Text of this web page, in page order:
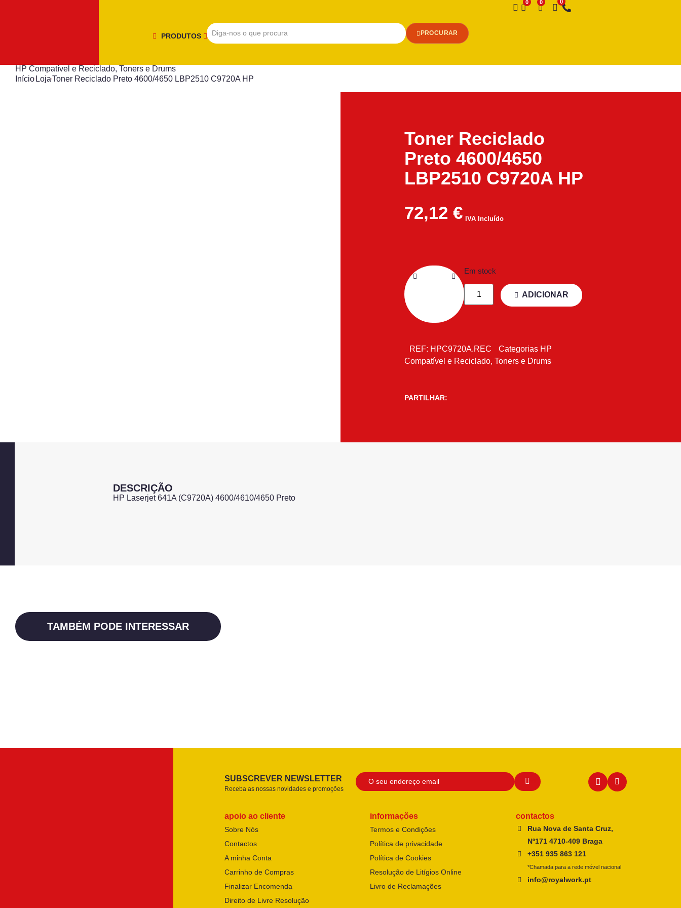
PRODUTOS PROCURAR
Desejo
HP Compatível e Reciclado, Toners e Drums
Início LojaToner Reciclado Preto 4600/4650 LBP2510 C9720A HP
Toner Reciclado
Preto 4600/4650
LBP2510 C9720A HP
72,12 € IVA Incluído
Em stock
ADICIONAR
REF: HPC9720A.REC Categorias HP
Compatível e Reciclado, Toners e Drums
PARTILHAR:
DESCRIÇÃO
HP Laserjet 641A (C9720A) 4600/4610/4650 Preto
TAMBÉM PODE INTERESSAR
SUBSCREVER NEWSLETTER
Receba as nossas novidades e promoções
apoio ao cliente
Sobre Nós
Contactos
A minha Conta
Carrinho de Compras
Finalizar Encomenda
Direito de Livre Resolução
informações
Termos e Condições
Política de privacidade
Política de Cookies
Resolução de Litígios Online
Livro de Reclamações
contactos
Rua Nova de Santa Cruz,
Nº171 4710-409 Braga
+351 935 863 121
*Chamada para a rede móvel nacional
info@royalwork.pt